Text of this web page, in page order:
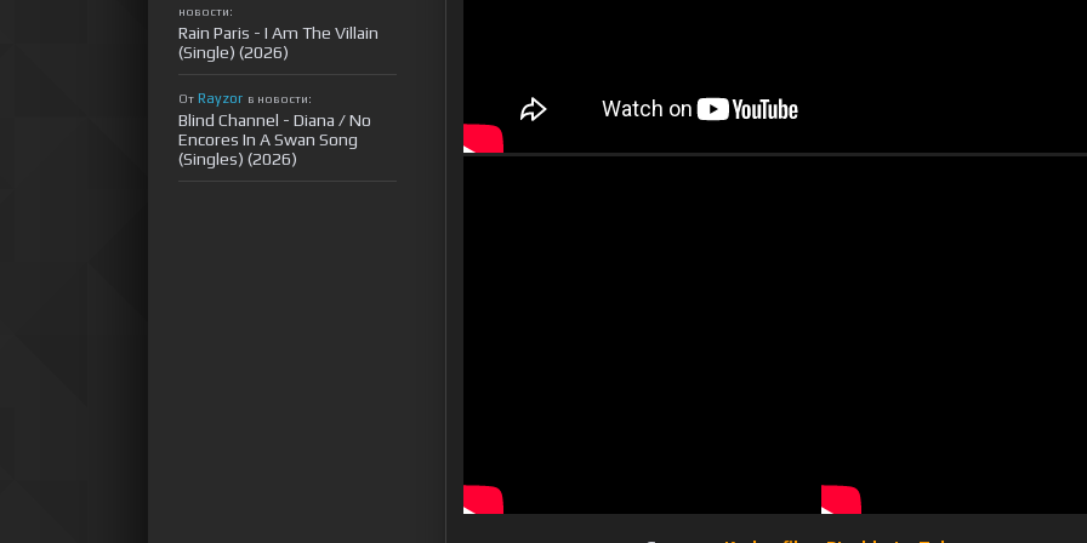
новости:
Rain Paris - I Am The Villain
(Single) (2026)
От Rayzor в новости:
Blind Channel - Diana / No
Encores In A Swan Song
(Singles) (2026)